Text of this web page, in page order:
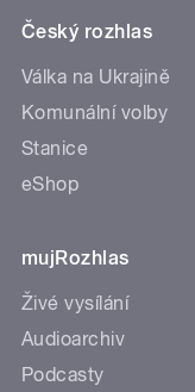
Český rozhlas
Válka na Ukrajině
Komunální volby
Stanice
eShop
mujRozhlas
Živé vysílání
Audioarchiv
Podcasty